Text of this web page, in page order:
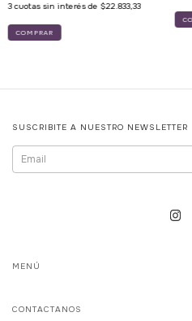
3 cuotas sin interés de $22.833,33
SUSCRIBITE A NUESTRO NEWSLETTER
MENÚ
CONTACTANOS